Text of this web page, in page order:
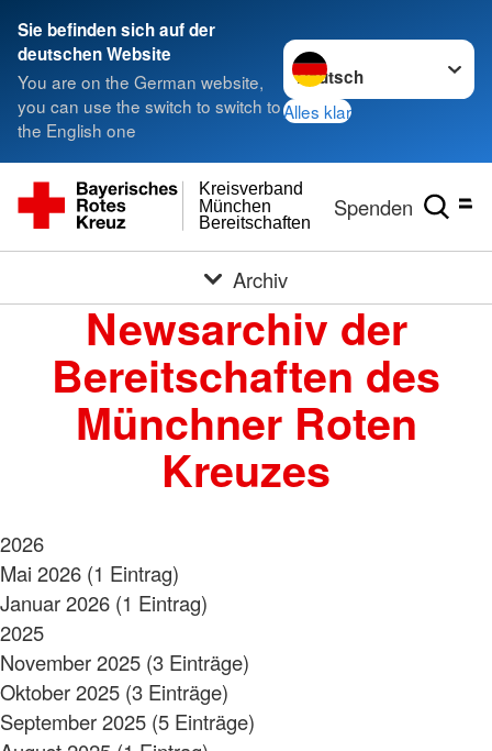
Sie befinden sich auf der
deutschen Website
You are on the German website,
you can use the switch to switch to
the English one
Sprache wechseln zu
Alles klar
Bereitschaften
München
Kreisverband
Spenden
Archiv
Newsarchiv der
Bereitschaften des
Münchner Roten
Kreuzes
2026
Mai 2026 (1 Eintrag)
Januar 2026 (1 Eintrag)
2025
November 2025 (3 Einträge)
Oktober 2025 (3 Einträge)
September 2025 (5 Einträge)